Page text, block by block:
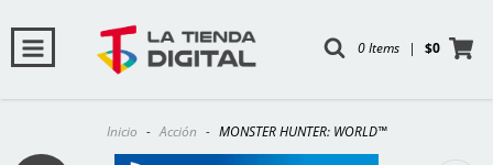
0 Items | $0
Inicio - Acción - MONSTER HUNTER: WORLD™